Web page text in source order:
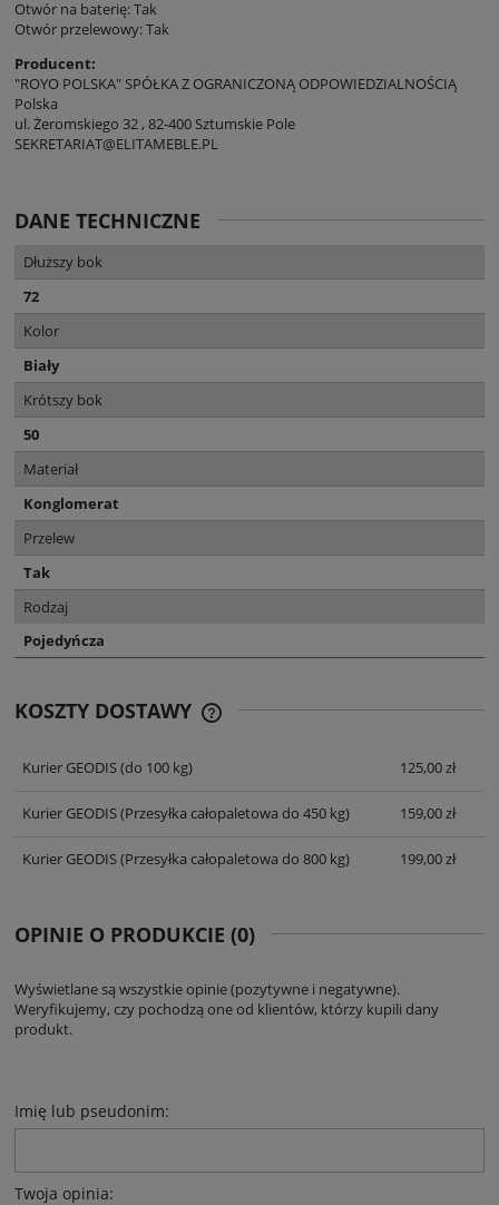
Otwór na baterię: Tak
Otwór przelewowy: Tak
Producent:
"ROYO POLSKA" SPÓŁKA Z OGRANICZONĄ ODPOWIEDZIALNOŚCIĄ
Polska
ul. Żeromskiego 32 , 82-400 Sztumskie Pole
SEKRETARIAT@ELITAMEBLE.PL
DANE TECHNICZNE
Dłuższy bok
72
Kolor
Biały
Krótszy bok
50
Materiał
Konglomerat
Przelew
Tak
Rodzaj
Pojedyńcza
KOSZTY DOSTAWY
Kurier GEODIS(do 100 kg) 125,00 zł
Kurier GEODIS(Przesyłka całopaletowa do 450 kg) 159,00 zł
Kurier GEODIS(Przesyłka całopaletowa do 800 kg) 199,00 zł
OPINIE O PRODUKCIE (0)
Wyświetlane są wszystkie opinie (pozytywne i negatywne).
Weryfikujemy, czy pochodzą one od klientów, którzy kupili dany
produkt.
Imię lub pseudonim:
Twoja opinia: